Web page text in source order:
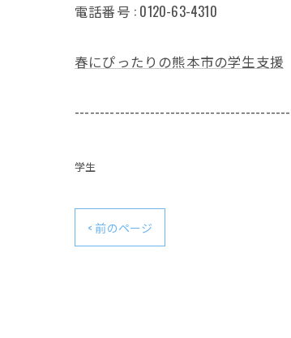
電話番号 : 0120-63-4310
春にぴったりの熊本市の学生支援
学生
< 前のページ